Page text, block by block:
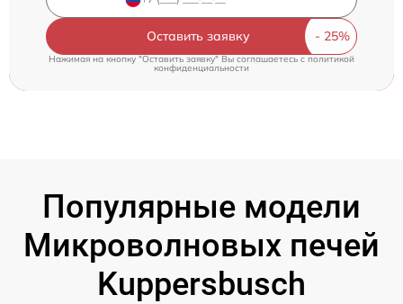
Оставить заявку
Нажимая на кнопку "Оставить заявку" Вы соглашаетесь cполитикой
конфиденциальности
Популярные модели
Микроволновых печей
Kuppersbusch